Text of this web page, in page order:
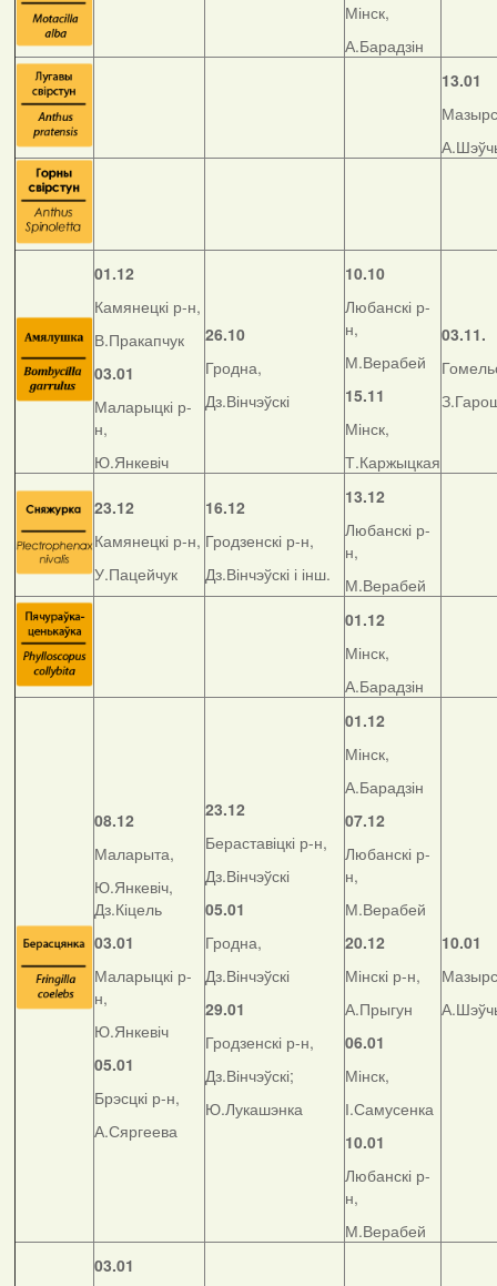
Мінск,
А.Барадзін
13.01
01.12
Камянецкі р-н,
В.Пракапчук
03.01
Маларыцкі р-
н,
Ю.Янкевіч
26.10
Гродна,
Дз.Вінчэўскі
10.10
Любанскі р-
н,
М.Верабей
15.11
Мінск,
Т.Каржыцкая
03.11.
23.12
Камянецкі р-н,
У.Пацейчук
16.12
Гродзенскі р-н,
Дз.Вінчэўскі і інш.
13.12
Любанскі р-
н,
М.Верабей
01.12
Мінск,
А.Барадзін
08.12
Маларыта,
Ю.Янкевіч,
Дз.Кіцель
03.01
Маларыцкі р-
н,
Ю.Янкевіч
05.01
Брэсцкі р-н,
А.Сяргеева
23.12
Бераставіцкі р-н,
Дз.Вінчэўскі
05.01
Гродна,
Дз.Вінчэўскі
29.01
Гродзенскі р-н,
Дз.Вінчэўскі;
Ю.Лукашэнка
01.12
Мінск,
А.Барадзін
07.12
Любанскі р-
н,
М.Верабей
20.12
Мінскі р-н,
А.Прыгун
06.01
Мінск,
І.Самусенка
10.01
Любанскі р-
н,
М.Верабей
10.01
03.01